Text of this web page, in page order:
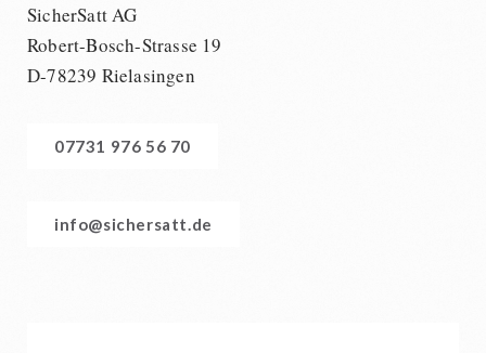
SicherSatt AG
Robert-Bosch-Strasse 19
D-78239 Rielasingen
07731 976 56 70
info@sichersatt.de